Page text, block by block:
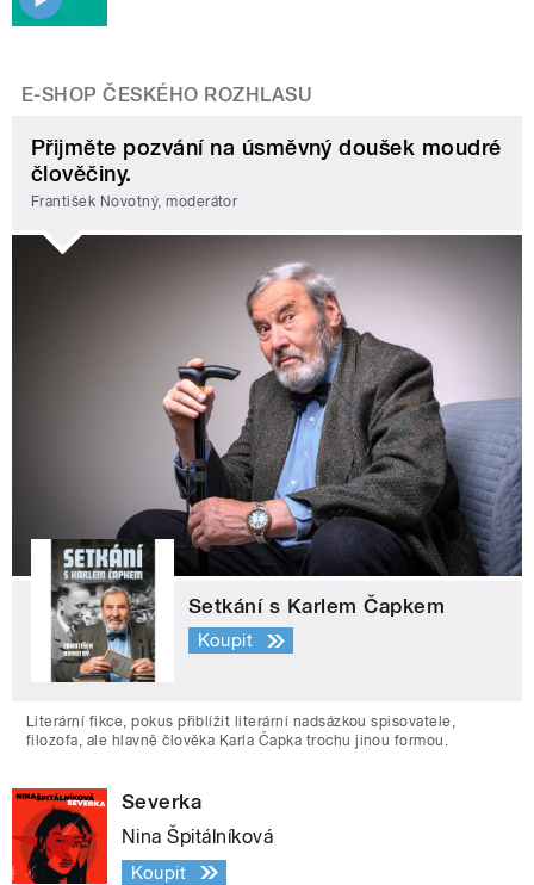
E-SHOP ČESKÉHO ROZHLASU
Přijměte pozvání na úsměvný doušek moudré
člověčiny.
František Novotný, moderátor
Setkání s Karlem Čapkem
Koupit
Literární fikce, pokus přiblížit literární nadsázkou spisovatele,
filozofa, ale hlavně člověka Karla Čapka trochu jinou formou.
Severka
Nina Špitálníková
Koupit